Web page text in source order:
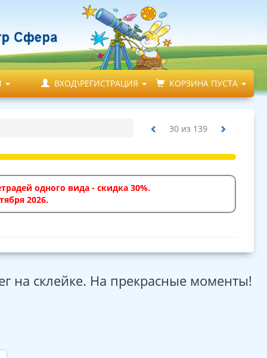
ВХОД\РЕГИСТРАЦИЯ КОРЗИНА ПУСТА
30 из 139
одного вида - скидка 30%.
2026.
на склейке. На прекрасные моменты!